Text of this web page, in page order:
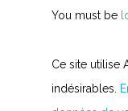
You must be
Ce site utilise
indésirables.